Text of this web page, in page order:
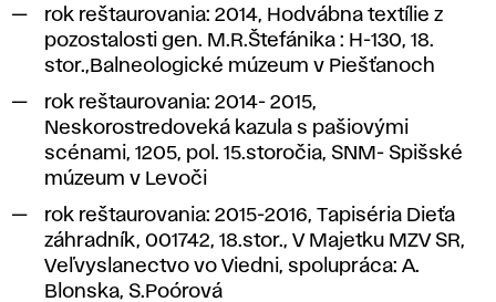
rok reštaurovania: 2014, Hodvábna textílie z
pozostalosti gen. M.R.Štefánika : H-130, 18.
stor.,Balneologické múzeum v Piešťanoch
rok reštaurovania: 2014- 2015,
Neskorostredoveká kazula s pašiovými
scénami, 1205, pol. 15.storočia, SNM- Spišské
múzeum v Levoči
rok reštaurovania: 2015-2016, Tapiséria Dieťa
záhradník, 001742, 18.stor., V Majetku MZV SR,
Veľvyslanectvo vo Viedni, spolupráca: A.
Blonska, S.Poórová